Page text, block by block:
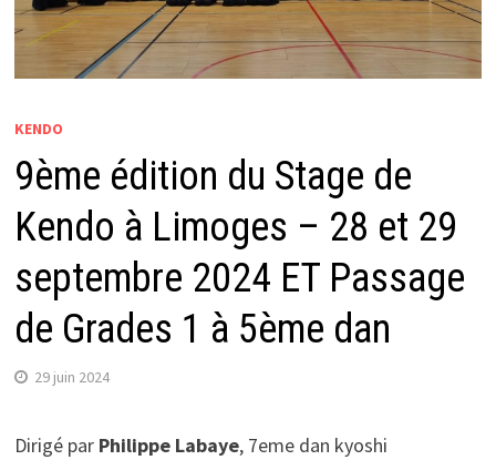
KENDO
9ème édition du Stage de
Kendo à Limoges – 28 et 29
septembre 2024 ET Passage
de Grades 1 à 5ème dan
29 juin 2024
Dirigé par Philippe Labaye, 7eme dan kyoshi